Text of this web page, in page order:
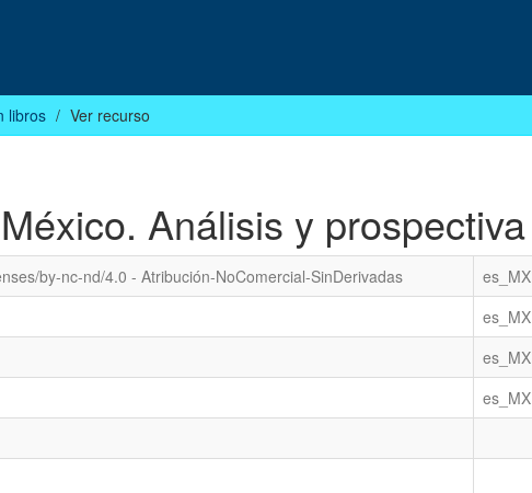
libros Ver recurso
Análisis y prospectiva
by-nc-nd/4.0 - Atribución-NoComercial-SinDerivadas
es_MX
es_MX
es_MX
es_MX